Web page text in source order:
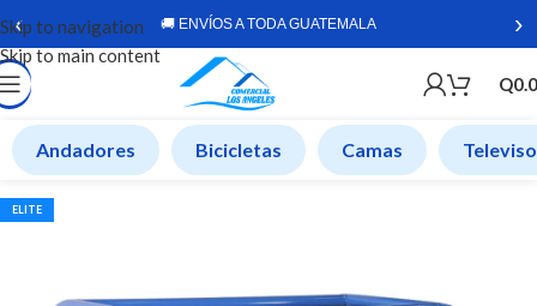
Skip to navigation
Skip to main content
‹ 🚚 ENVÍOS A TODA GUATEMALA ›
Q
Andadores Bicicletas Camas
ELITE